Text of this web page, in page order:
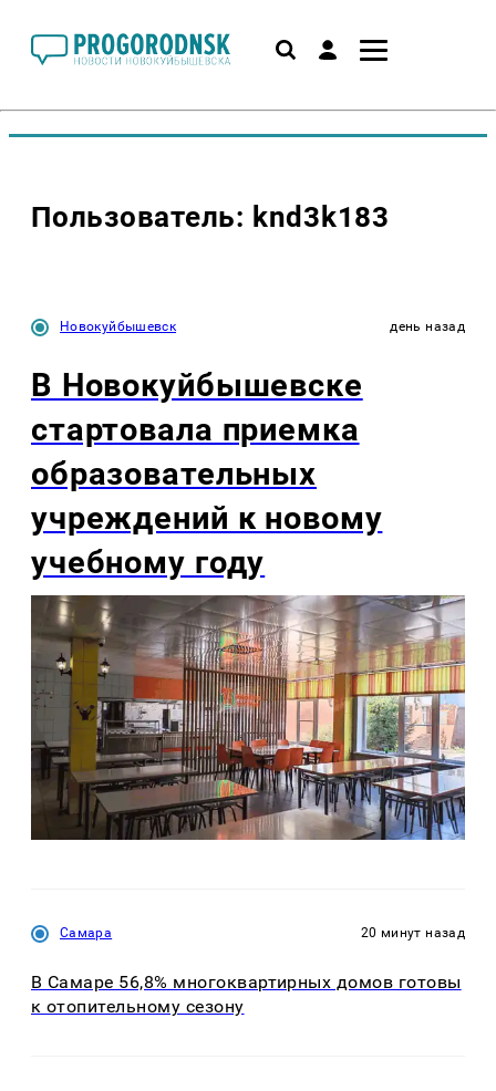
Пользователь: knd3k183
Новокуйбышевск день назад
В Новокуйбышевске
стартовала приемка
образовательных
учреждений к новому
учебному году
Самара 20 минут назад
В Самаре 56,8% многоквартирных домов готовы
к отопительному сезону